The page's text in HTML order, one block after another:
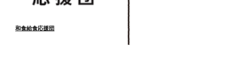
和食給食応援団